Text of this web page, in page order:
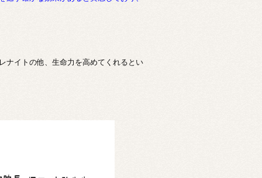
ナイトの他、生命力を高めてくれるとい